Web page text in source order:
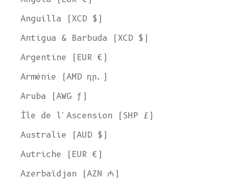
Anguilla (XCD $)
Antigua & Barbuda (XCD $)
Argentine (EUR €)
Arménie (AMD դր.)
Aruba (AWG ƒ)
Île de l'Ascension (SHP £)
Australie (AUD $)
Autriche (EUR €)
Azerbaïdjan (AZN ₼)